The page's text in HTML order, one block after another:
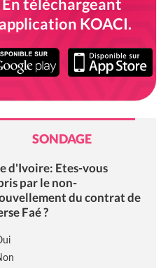
En téléchargeant
KOACI.
SONDAGE
d'Ivoire: Etes-vous
par le non-
du contrat de
Faé ?